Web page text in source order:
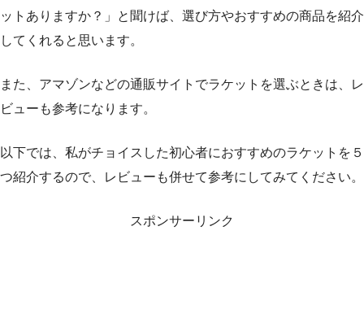
ットありますか？」と聞けば、選び方やおすすめの商品を紹介
してくれると思います。
また、アマゾンなどの通販サイトでラケットを選ぶときは、レ
ビューも参考になります。
以下では、私がチョイスした初心者におすすめのラケットを５
つ紹介するので、レビューも併せて参考にしてみてください。
スポンサーリンク